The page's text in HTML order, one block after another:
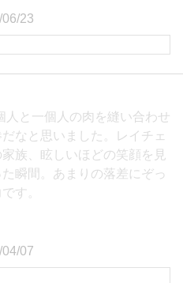
23
人と一個人の肉を縫い合わせ
なと思いました。レイチェ
族、眩しいほどの笑顔を見
瞬間。あまりの落差にぞっ
す。
07